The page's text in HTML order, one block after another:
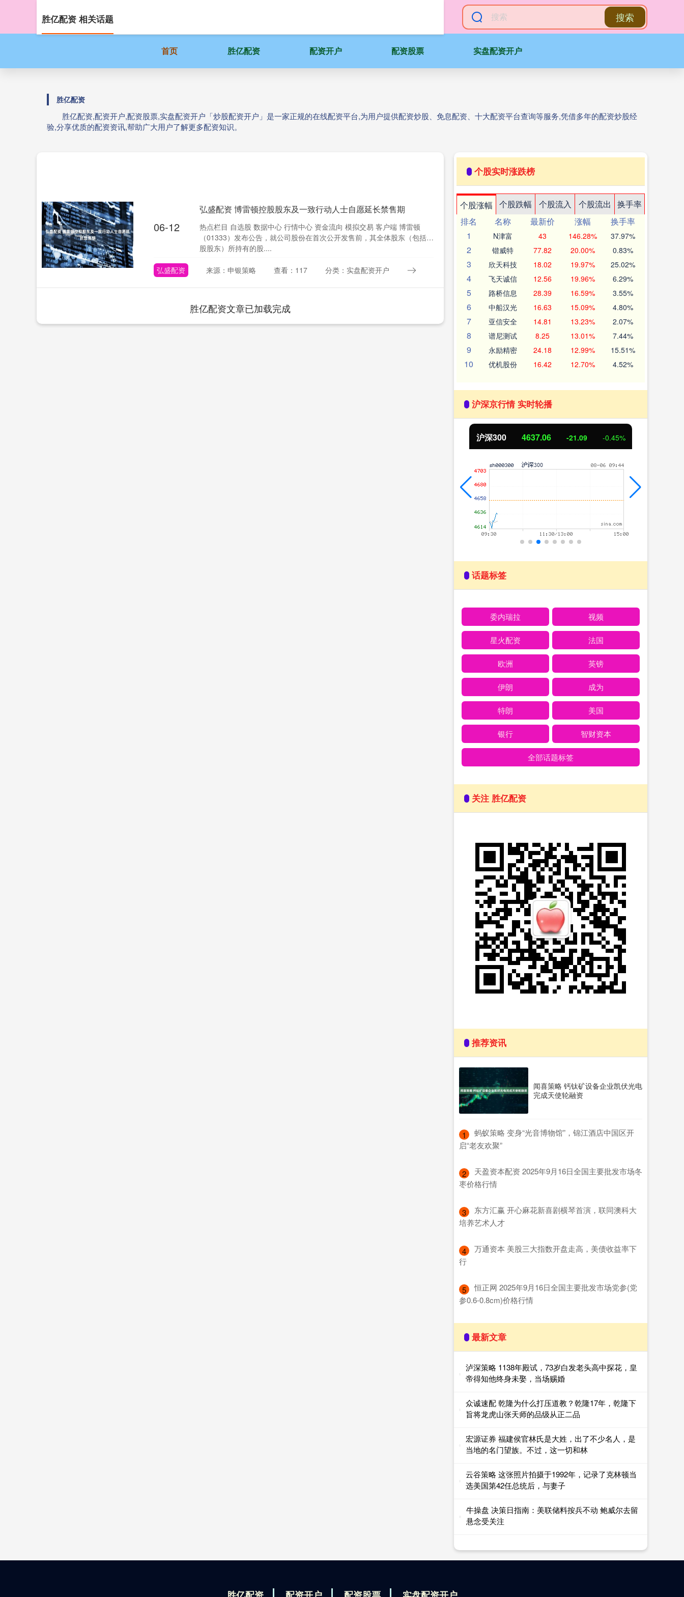
搜索
首页 胜亿配资 配资开户 配资股票 实盘配资开户
胜亿配资
胜亿配资,配资开户,配资股票,实盘配资开户「炒股配资开户」是一家正规的在线配资平台,为用户提供配资炒股、免息配资、十大配资平台查询等服务,凭借多年的配资炒股经
验,分享优质的配资资讯,帮助广大用户了解更多配资知识。
胜亿配资 相关话题
06-12
弘盛配资 博雷顿控股股东及一致行动人士自愿延长禁售期
热点栏目 自选股 数据中心 行情中心 资金流向 模拟交易 客户端 博雷顿
（01333）发布公告，就公司股份在首次公开发售前，其全体股东（包括控
股股东）所持有的股....
弘盛配资 来源：申银策略 查看：117 分类：实盘配资开户
胜亿配资文章已加载完成
个股实时涨跌榜
个股涨幅 个股跌幅 个股流入 个股流出
换手率
排名
名称 最新价 涨幅
换手率
1
N津富 43 146.28% 37.97%
2 锴威特 77.82 20.00% 0.83%
3 欣天科技 18.02 19.97% 25.02%
4 飞天诚信 12.56 19.96% 6.29%
5 路桥信息 28.39 16.59% 3.55%
6 中船汉光 16.63 15.09% 4.80%
7 亚信安全 14.81 13.23% 2.07%
8 谱尼测试 8.25 13.01% 7.44%
9 永励精密 24.18 12.99% 15.51%
10 优机股份 16.42 12.70% 4.52%
沪深京行情 实时轮播
沪深300 4637.06 -21.09 -0.45%
话题标签
委内瑞拉 视频
星火配资 法国
欧洲 英镑
伊朗 成为
特朗 美国
银行 智财资本
全部话题标签
关注 胜亿配资
推荐资讯
闻喜策略 钙钛矿设备企业凯伏光电
完成天使轮融资
1
​蚂蚁策略 变身“光音博物馆”，锦江酒店中国区开
启“老友欢聚”
2
​天盈资本配资 2025年9月16日全国主要批发市场冬
枣价格行情
3
​东方汇赢 开心麻花新喜剧横琴首演，联同澳科大
培养艺术人才
4
​万通资本 美股三大指数开盘走高，美债收益率下
行
5
​恒正网 2025年9月16日全国主要批发市场党参(党
参0.6-0.8cm)价格行情
最新文章
泸深策略 1138年殿试，73岁白发老头高中探花，皇
帝得知他终身未娶，当场赐婚
众诚速配 乾隆为什么打压道教？乾隆17年，乾隆下
旨将龙虎山张天师的品级从正二品
宏源证券 福建侯官林氏是大姓，出了不少名人，是
当地的名门望族。不过，这一切和林
云谷策略 这张照片拍摄于1992年，记录了克林顿当
选美国第42任总统后，与妻子
牛操盘 决策日指南：美联储料按兵不动 鲍威尔去留
悬念受关注